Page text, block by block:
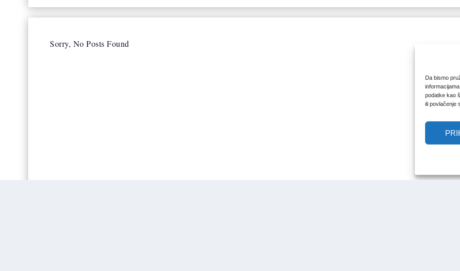
Da bismo
podatke kao
ili povlačenje
Sorry, No Posts Found